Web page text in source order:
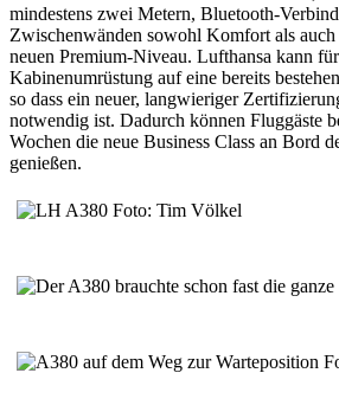
mindestens zwei Metern, Bluetooth-
Zwischenwänden sowohl Komfort als auch
neuen Premium-Niveau. Lufthansa kann
Kabinenumrüstung auf eine bereits
so dass ein neuer, langwieriger
notwendig ist. Dadurch können Fluggäste
Wochen die neue Business Class an Bord
genießen.